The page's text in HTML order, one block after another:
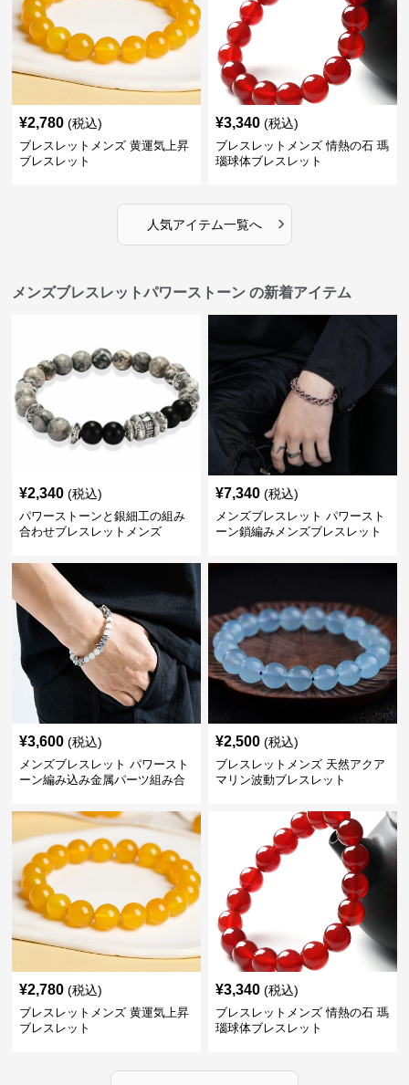
¥2,780 (税込)
ブレスレットメンズ 黄運気上昇
ブレスレット
¥3,340 (税込)
ブレスレットメンズ 情熱の石 瑪
瑙球体ブレスレット
人気アイテム一覧へ ›
メンズブレスレットパワーストーン の新着アイテム
¥2,340 (税込)
パワーストーンと銀細工の組み
合わせブレスレットメンズ
¥7,340 (税込)
メンズブレスレット パワースト
ーン鎖編みメンズブレスレット
¥3,600 (税込)
メンズブレスレット パワースト
ーン編み込み金属パーツ組み合
¥2,500 (税込)
ブレスレットメンズ 天然アクア
マリン波動ブレスレット
¥2,780 (税込)
ブレスレットメンズ 黄運気上昇
ブレスレット
¥3,340 (税込)
ブレスレットメンズ 情熱の石 瑪
瑙球体ブレスレット